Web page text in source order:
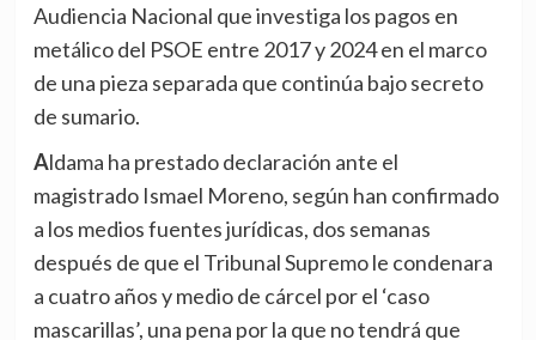
Audiencia Nacional que investiga los pagos en
metálico del PSOE entre 2017 y 2024 en el marco
de una pieza separada que continúa bajo secreto
de sumario.
Aldama ha prestado declaración ante el
magistrado Ismael Moreno, según han confirmado
a los medios fuentes jurídicas, dos semanas
después de que el Tribunal Supremo le condenara
a cuatro años y medio de cárcel por el ‘caso
mascarillas’, una pena por la que no tendrá que